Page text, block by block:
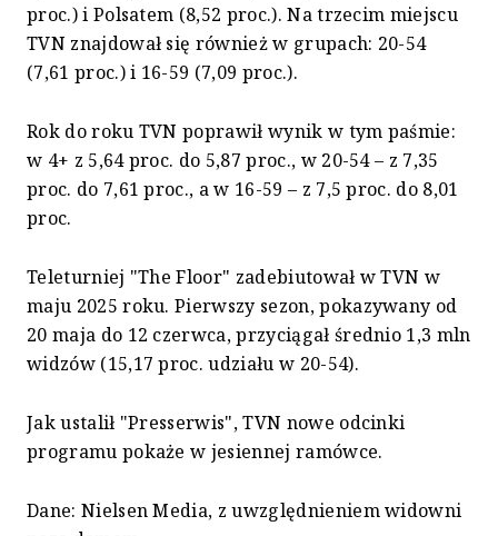
proc.) i Polsatem (8,52 proc.). Na trzecim miejscu
TVN znajdował się również w grupach: 20-54
(7,61 proc.) i 16-59 (7,09 proc.).
Rok do roku TVN poprawił wynik w tym paśmie:
w 4+ z 5,64 proc. do 5,87 proc., w 20-54 – z 7,35
proc. do 7,61 proc., a w 16-59 – z 7,5 proc. do 8,01
proc.
Teleturniej "The Floor" zadebiutował w TVN w
maju 2025 roku. Pierwszy sezon, pokazywany od
20 maja do 12 czerwca, przyciągał średnio 1,3 mln
widzów (15,17 proc. udziału w 20-54).
Jak ustalił "Presserwis", TVN nowe odcinki
programu pokaże w jesiennej ramówce.
Dane: Nielsen Media, z uwzględnieniem widowni